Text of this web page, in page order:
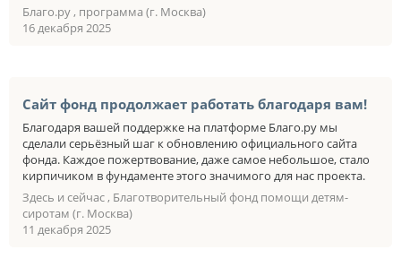
Благо.ру , программа (г. Москва)
16 декабря 2025
Сайт фонд продолжает работать благодаря вам!
Благодаря вашей поддержке на платформе Благо.ру мы
сделали серьёзный шаг к обновлению официального сайта
фонда. Каждое пожертвование, даже самое небольшое, стало
кирпичиком в фундаменте этого значимого для нас проекта.
Здесь и сейчас , Благотворительный фонд помощи детям-
сиротам (г. Москва)
11 декабря 2025